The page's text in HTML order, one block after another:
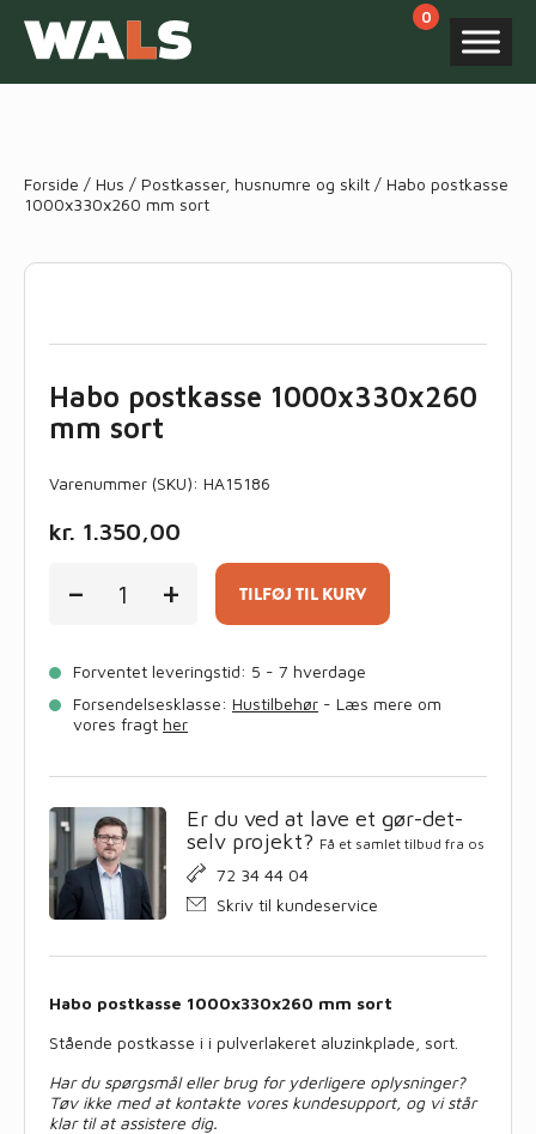
Forside / Hus / Postkasser, husnumre og skilt / Habo postkasse
1000x330x260 mm sort
Habo postkasse 1000x330x260
mm sort
Varenummer (SKU): HA15186
kr. 1.350,00
-
postkasse
antal
+ TILFØJ TIL KURV
Forventet leveringstid: 5 - 7 hverdage
Forsendelsesklasse: Hustilbehør - Læs mere om
vores fragt her
Er du ved at lave et gør-det-
selv projekt? Få et samlet tilbud fra os
72 34 44 04
Skriv til kundeservice
Habo postkasse 1000x330x260 mm sort
Stående postkasse i i pulverlakeret aluzinkplade, sort.
Har du spørgsmål eller brug for yderligere oplysninger?
Tøv ikke med at kontakte vores kundesupport, og vi står
klar til at assistere dig.